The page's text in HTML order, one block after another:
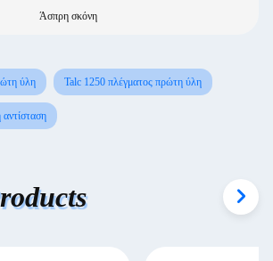
Άσπρη σκόνη
ύλη Talc 1250 πλέγματος πρώτη ύλη